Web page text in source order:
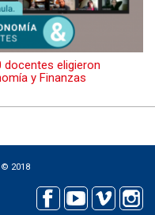
docentes eligieron
y Finanzas
2018
FacebookYoutubeVimeoInstagram